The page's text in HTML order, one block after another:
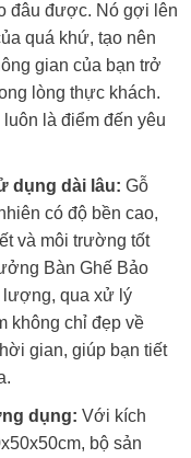
đâu được. Nó gợi lên
quá khứ, tạo nên
gian của bạn trở
lòng thực khách.
là điểm đến yêu
dụng dài lâu: Gỗ
có độ bền cao,
và môi trường tốt
Bàn Ghế Bảo
lượng, qua xử lý
không chỉ đẹp về
gian, giúp bạn tiết
dụng: Với kích
bộ sản